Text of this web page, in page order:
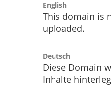
English
This domain is
uploaded.
Deutsch
Diese Domain
Inhalte